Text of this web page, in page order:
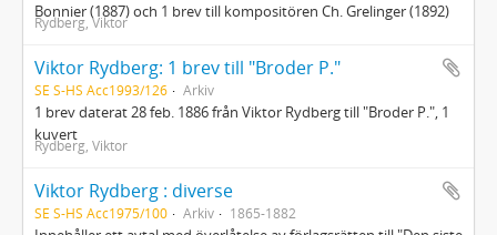
Bonnier (1887) och 1 brev till kompositören Ch. Grelinger (1892)
Rydberg, Viktor
Viktor Rydberg: 1 brev till "Broder P."
SE S-HS Acc1993/126 Arkiv
1 brev daterat 28 feb. 1886 från Viktor Rydberg till "Broder P.", 1
kuvert
Rydberg, Viktor
Viktor Rydberg : diverse
SE S-HS Acc1975/100 Arkiv 1865-1882